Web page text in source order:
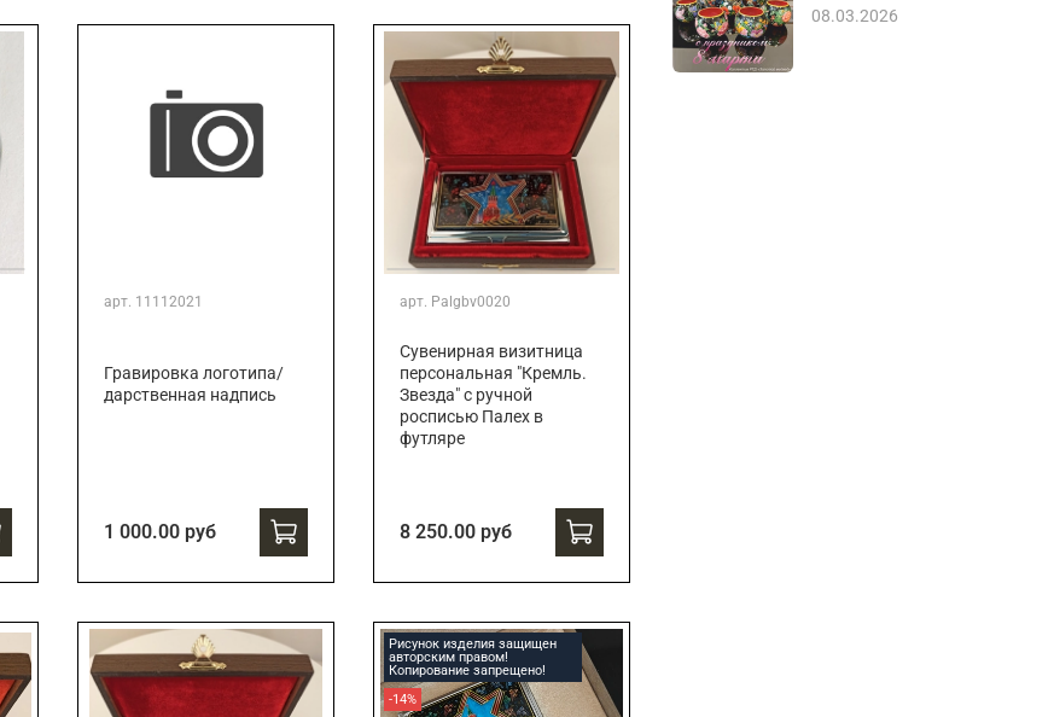
арт. 11112021
Гравировка логотипа/
дарственная надпись
1 000.00 руб
арт. Palgbv0020
Сувенирная визитница
персональная "Кремль.
Звезда" с ручной
росписью Палех в
футляре
8 250.00 руб
Рисунок изделия защищен
авторским правом!
Копирование запрещено!
-14%
08.03.2026